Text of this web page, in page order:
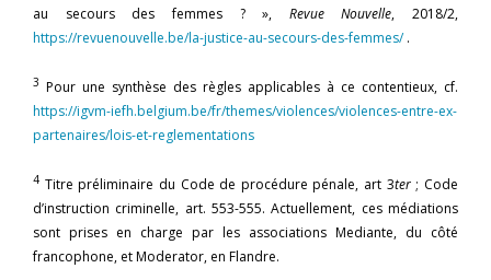
au secours des femmes ? », Revue Nouvelle, 2018/2,
https://revuenouvelle.be/la-justice-au-secours-des-femmes/.
3 Pour une synthèse des règles applicables à ce contentieux, cf.
https://igvm-iefh.belgium.be/fr/themes/violences/violences-entre-ex-
partenaires/lois-et-reglementations
4 Titre préliminaire du Code de procédure pénale, art 3ter ; Code
d’instruction criminelle, art. 553-555. Actuellement, ces médiations
sont prises en charge par les associations Mediante, du côté
francophone, et Moderator, en Flandre.